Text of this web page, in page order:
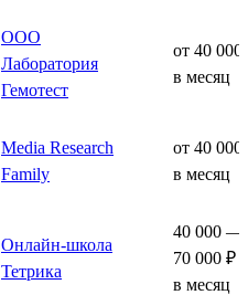
ООО
Лаборатория
Гемотест
от 40 000
в месяц
Media Research
Family
от 40 000
в месяц
Онлайн-школа
Тетрика
40 000 —
70 000 ₽
в месяц